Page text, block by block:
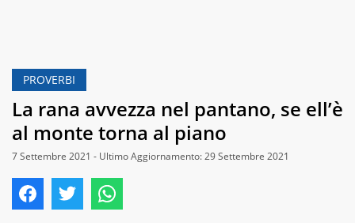
PROVERBI
La rana avvezza nel pantano, se ell’è
al monte torna al piano
7 Settembre 2021 - Ultimo Aggiornamento: 29 Settembre 2021